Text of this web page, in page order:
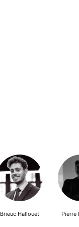
Brieuc Hallouet Pierre